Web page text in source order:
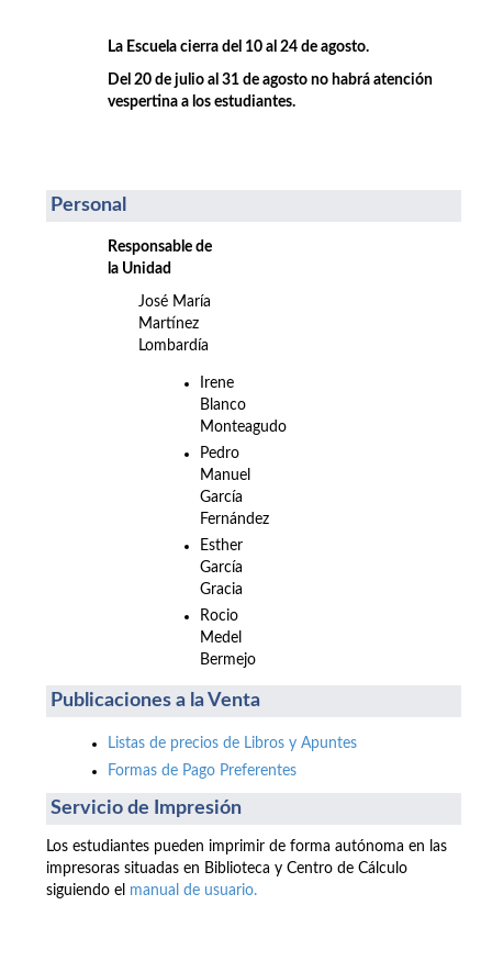
La Escuela cierra del 10 al 24 de agosto.
Del 20 de julio al 31 de agosto no habrá atención
vespertina a los estudiantes.
Personal
Responsable de
la Unidad
José María
Martínez
Lombardía
Irene
Blanco
Monteagudo
Pedro
Manuel
García
Fernández
Esther
García
Gracia
Rocio
Medel
Bermejo
Publicaciones a la Venta
Listas de precios de Libros y Apuntes
Formas de Pago Preferentes
Servicio de Impresión
Los estudiantes pueden imprimir de forma autónoma en las
impresoras situadas en Biblioteca y Centro de Cálculo
siguiendo el manual de usuario.